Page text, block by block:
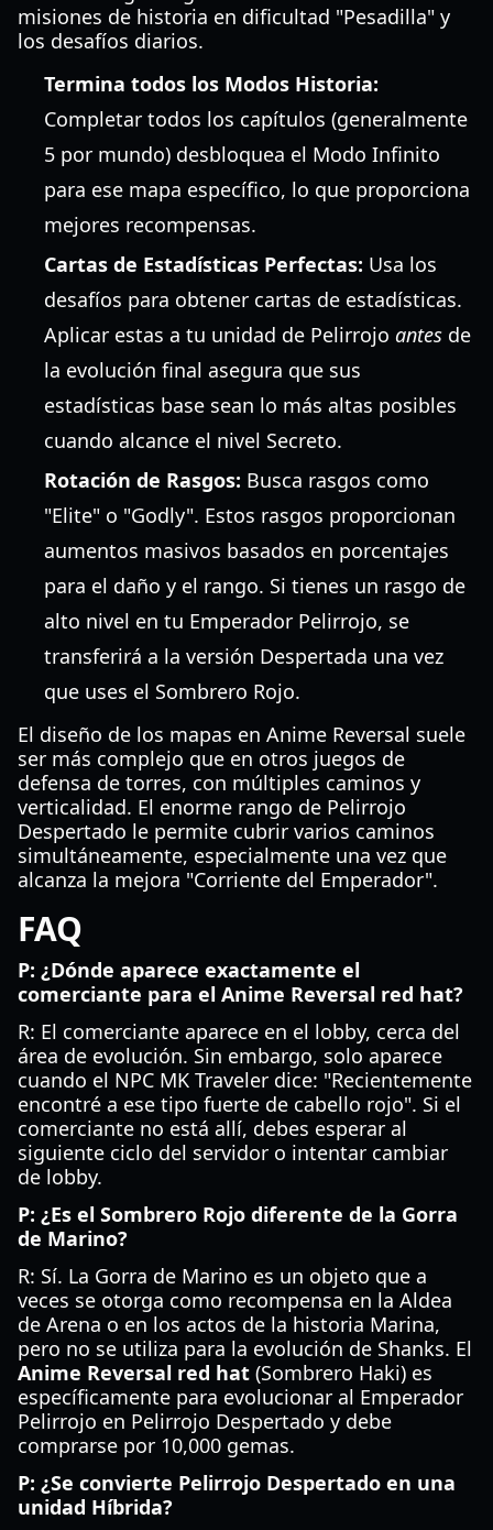
misiones de historia en dificultad "Pesadilla" y
los desafíos diarios.
Termina todos los Modos Historia:
Completar todos los capítulos (generalmente
5 por mundo) desbloquea el Modo Infinito
para ese mapa específico, lo que proporciona
mejores recompensas.
Cartas de Estadísticas Perfectas: Usa los
desafíos para obtener cartas de estadísticas.
Aplicar estas a tu unidad de Pelirrojo antes de
la evolución final asegura que sus
estadísticas base sean lo más altas posibles
cuando alcance el nivel Secreto.
Rotación de Rasgos: Busca rasgos como
"Elite" o "Godly". Estos rasgos proporcionan
aumentos masivos basados en porcentajes
para el daño y el rango. Si tienes un rasgo de
alto nivel en tu Emperador Pelirrojo, se
transferirá a la versión Despertada una vez
que uses el Sombrero Rojo.
El diseño de los mapas en Anime Reversal suele
ser más complejo que en otros juegos de
defensa de torres, con múltiples caminos y
verticalidad. El enorme rango de Pelirrojo
Despertado le permite cubrir varios caminos
simultáneamente, especialmente una vez que
alcanza la mejora "Corriente del Emperador".
FAQ
P: ¿Dónde aparece exactamente el
comerciante para el Anime Reversal red hat?
R: El comerciante aparece en el lobby, cerca del
área de evolución. Sin embargo, solo aparece
cuando el NPC MK Traveler dice: "Recientemente
encontré a ese tipo fuerte de cabello rojo". Si el
comerciante no está allí, debes esperar al
siguiente ciclo del servidor o intentar cambiar
de lobby.
P: ¿Es el Sombrero Rojo diferente de la Gorra
de Marino?
R: Sí. La Gorra de Marino es un objeto que a
veces se otorga como recompensa en la Aldea
de Arena o en los actos de la historia Marina,
pero no se utiliza para la evolución de Shanks. El
Anime Reversal red hat (Sombrero Haki) es
específicamente para evolucionar al Emperador
Pelirrojo en Pelirrojo Despertado y debe
comprarse por 10,000 gemas.
P: ¿Se convierte Pelirrojo Despertado en una
unidad Híbrida?